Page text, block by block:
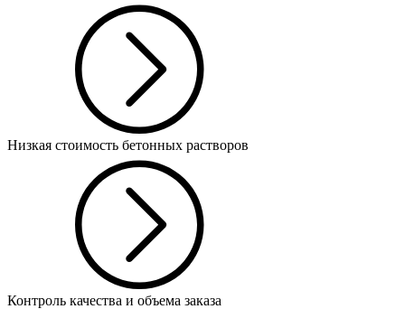
Низкая стоимость бетонных растворов
Контроль качества и объема заказа